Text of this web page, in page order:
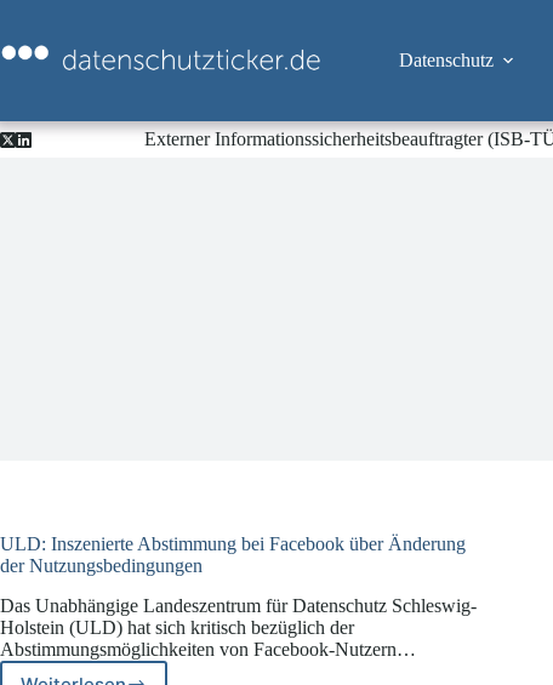
springen
Datenschutz
Externer Informationssicherheitsbeauftragter (ISB-
ULD: Inszenierte Abstimmung bei Facebook über Änderung
der Nutzungsbedingungen
Das Unabhängige Landeszentrum für Datenschutz Schleswig-
Holstein (ULD) hat sich kritisch bezüglich der
Abstimmungsmöglichkeiten von Facebook-Nutzern…